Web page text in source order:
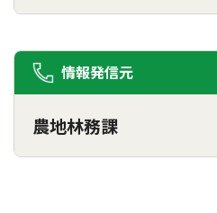
情報発信元
農地林務課